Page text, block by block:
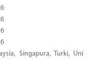
Singapura, Turki, Uni